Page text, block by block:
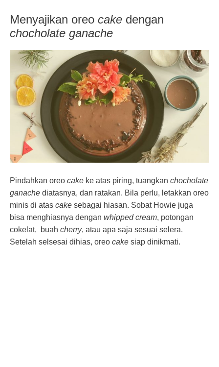
Menyajikan oreo cake dengan
chocholate ganache
Pindahkan oreo cake ke atas piring, tuangkan chocholate
ganache diatasnya, dan ratakan. Bila perlu, letakkan oreo
minis di atas cake sebagai hiasan. Sobat Howie juga
bisa menghiasnya dengan whipped cream, potongan
cokelat, buah cherry, atau apa saja sesuai selera.
Setelah selsesai dihias, oreo cake siap dinikmati.